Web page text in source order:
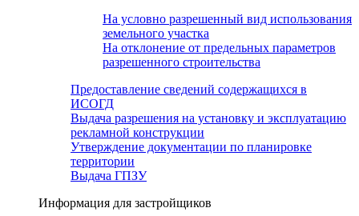
На условно разрешенный вид использования
земельного участка
На отклонение от предельных параметров
разрешенного строительства
Предоставление сведений содержащихся в
ИСОГД
Выдача разрешения на установку и эксплуатацию
рекламной конструкции
Утверждение документации по планировке
территории
Выдача ГПЗУ
Информация для застройщиков